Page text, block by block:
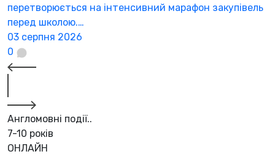
перетворюється на інтенсивний марафон закупівель
перед школою.…
03 серпня 2026
0
Англомовні події..
7-10 років
ОНЛАЙН